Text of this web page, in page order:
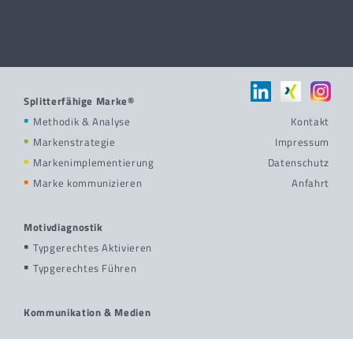
Splitterfähige Marke®
Methodik & Analyse
Markenstrategie
Markenimplementierung
Marke kommunizieren
Motivdiagnostik
Typgerechtes Aktivieren
Typgerechtes Führen
Kommunikation & Medien
Kontakt
Impressum
Datenschutz
Anfahrt